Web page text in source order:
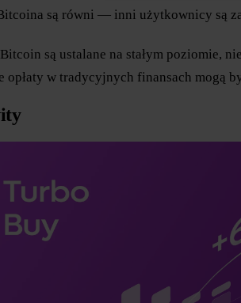
są równi — inni użytkownicy są
są ustalane na stałym poziomie,
opłaty w tradycyjnych finansach mogą